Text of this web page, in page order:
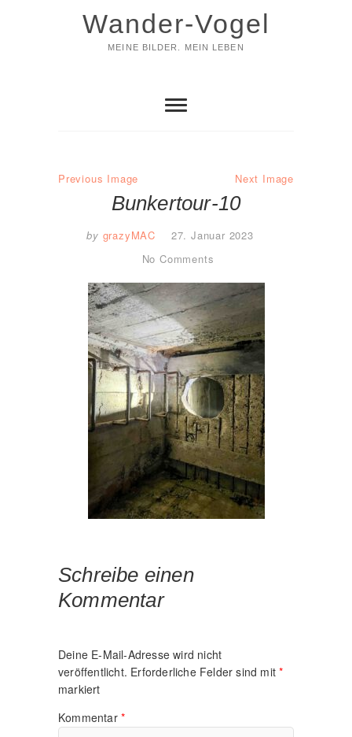
Wander-Vogel
MEINE BILDER. MEIN LEBEN
Previous Image Next Image
Bunkertour-10
by grazyMAC
27. Januar 2023
No Comments
Schreibe einen
Kommentar
Deine E-Mail-Adresse wird nicht
veröffentlicht. Erforderliche Felder sind mit*
markiert
Kommentar *